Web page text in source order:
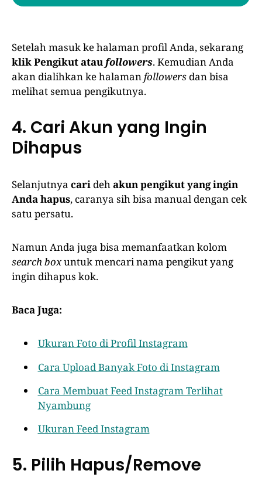
Setelah masuk ke halaman profil Anda, sekarang
klik Pengikut ataufollowers. Kemudian Anda
akan dialihkan ke halamanfollowers dan bisa
melihat semua pengikutnya.
4. Cari Akun yang Ingin
Dihapus
Selanjutnya cari dehakun pengikut yang ingin
Anda hapus, caranya sih bisa manual dengan cek
satu persatu.
Namun Anda juga bisa memanfaatkan kolom
search boxuntuk mencari nama pengikut yang
ingin dihapus kok.
Baca Juga:
Ukuran Foto di Profil Instagram
Cara Upload Banyak Foto di Instagram
Cara Membuat Feed Instagram Terlihat
Nyambung
Ukuran Feed Instagram
5. Pilih Hapus/Remove